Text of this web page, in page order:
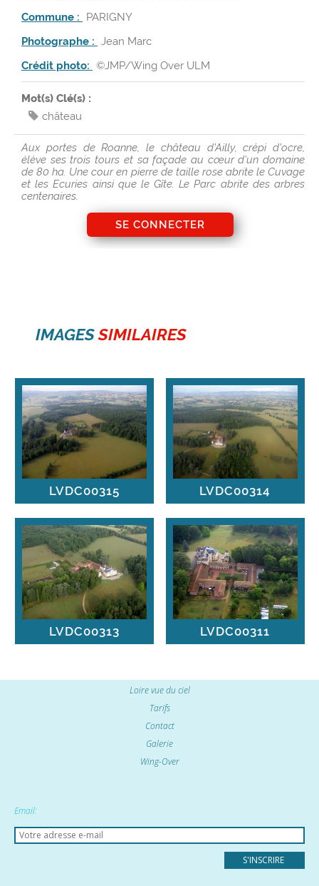
Commune :
PARIGNY
Photographe : Jean Marc
Crédit photo: ©JMP/Wing Over ULM
Mot(s) Clé(s) :
château
Aux portes de Roanne, le château d'Ailly, crépi d'ocre,
élève ses trois tours et sa façade au cœur d’un domaine
de 80 ha. Une cour en pierre de taille rose abrite le Cuvage
et les Ecuries ainsi que le Gîte. Le Parc abrite des arbres
centenaires.
SE CONNECTER
IMAGESSIMILAIRES
LVDC00315 LVDC00314
LVDC00313 LVDC00311
Loire vue du ciel
Tarifs
Contact
Galerie
Wing-Over
Email: